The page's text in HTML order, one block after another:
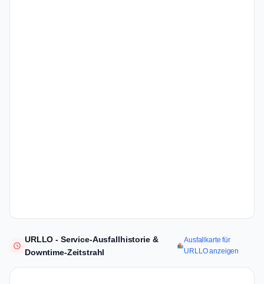
URLLO - Service-Ausfallhistorie &
Downtime-Zeitstrahl
Ausfallkarte für
URLLO anzeigen